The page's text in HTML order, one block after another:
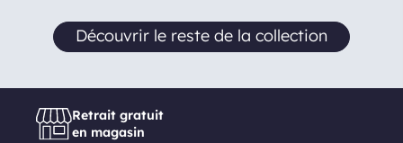
Découvrir le reste de la collection
Retrait gratuit
en magasin